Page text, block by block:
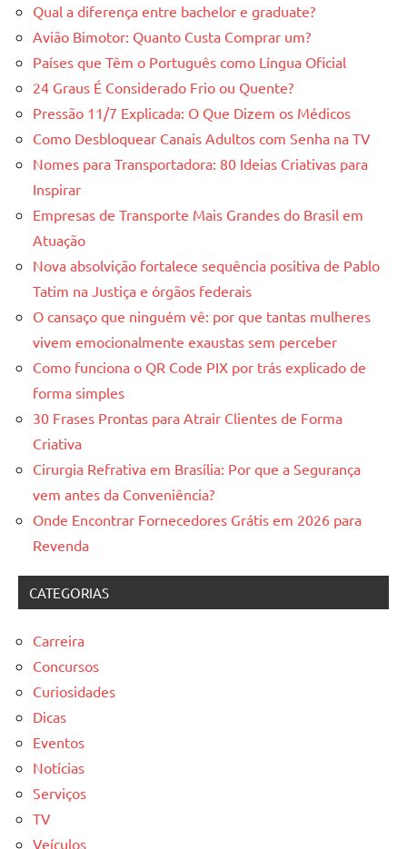
Qual a diferença entre bachelor e graduate?
Avião Bimotor: Quanto Custa Comprar um?
Países que Têm o Português como Língua Oficial
24 Graus É Considerado Frio ou Quente?
Pressão 11/7 Explicada: O Que Dizem os Médicos
Como Desbloquear Canais Adultos com Senha na TV
Nomes para Transportadora: 80 Ideias Criativas para
Inspirar
Empresas de Transporte Mais Grandes do Brasil em
Atuação
Nova absolvição fortalece sequência positiva de Pablo
Tatim na Justiça e órgãos federais
O cansaço que ninguém vê: por que tantas mulheres
vivem emocionalmente exaustas sem perceber
Como funciona o QR Code PIX por trás explicado de
forma simples
30 Frases Prontas para Atrair Clientes de Forma
Criativa
Cirurgia Refrativa em Brasília: Por que a Segurança
vem antes da Conveniência?
Onde Encontrar Fornecedores Grátis em 2026 para
Revenda
CATEGORIAS
Carreira
Concursos
Curiosidades
Dicas
Eventos
Notícias
Serviços
TV
Veículos